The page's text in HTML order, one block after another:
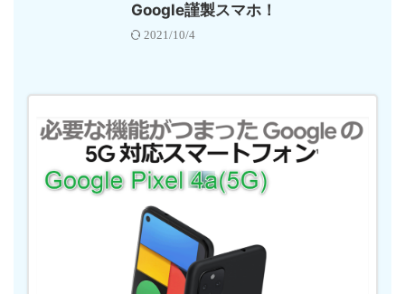
Google謹製スマホ！
2021/10/4